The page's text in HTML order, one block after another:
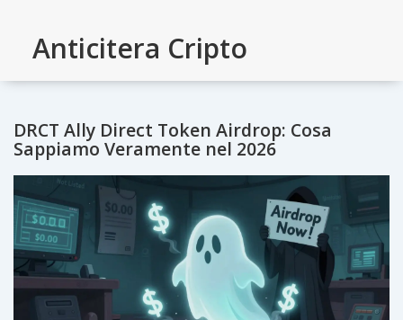
Anticitera Cripto
DRCT Ally Direct Token Airdrop: Cosa
Sappiamo Veramente nel 2026